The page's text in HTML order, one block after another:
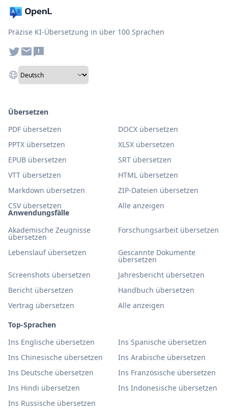
Präzise KI-Übersetzung in über 100 Sprachen
Anwendungsfälle
Akademische Zeugnisse
übersetzen
Forschungsarbeit übersetzen
Lebenslauf übersetzen Gescannte Dokumente
übersetzen
Screenshots übersetzen
Jahresbericht übersetzen
Bericht übersetzen
Handbuch übersetzen
Vertrag übersetzen
Alle anzeigen
Top-Sprachen
Ins Englische übersetzen
Ins Spanische übersetzen
Ins Chinesische übersetzen
Ins Arabische übersetzen
Ins Deutsche übersetzen
Ins Französische übersetzen
Ins Hindi übersetzen
Ins Indonesische übersetzen
Ins Russische übersetzen
Übersetzen
PDF übersetzen
DOCX übersetzen
PPTX übersetzen
XLSX übersetzen
EPUB übersetzen
SRT übersetzen
VTT übersetzen
HTML übersetzen
Markdown übersetzen
ZIP-Dateien übersetzen
CSV übersetzen
Alle anzeigen